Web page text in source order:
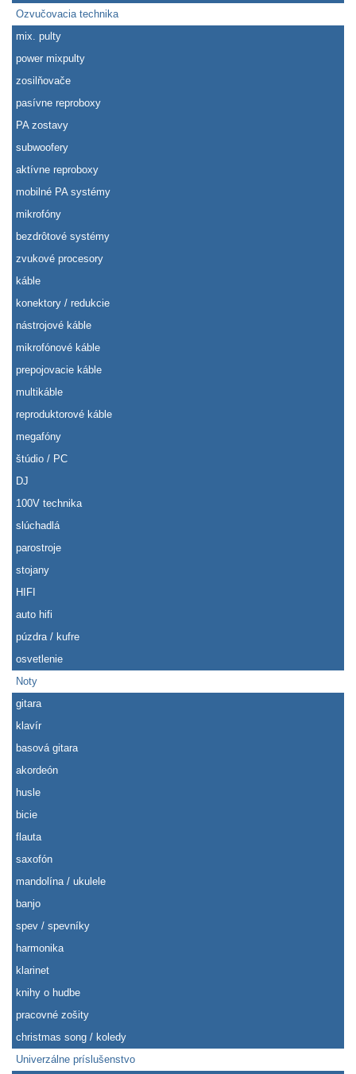
Ozvučovacia technika
mix. pulty
power mixpulty
zosilňovače
pasívne reproboxy
PA zostavy
subwoofery
aktívne reproboxy
mobilné PA systémy
mikrofóny
bezdrôtové systémy
zvukové procesory
káble
konektory / redukcie
nástrojové káble
mikrofónové káble
prepojovacie káble
multikáble
reproduktorové káble
megafóny
štúdio / PC
DJ
100V technika
slúchadlá
parostroje
stojany
HIFI
auto hifi
púzdra / kufre
osvetlenie
Noty
gitara
klavír
basová gitara
akordeón
husle
bicie
flauta
saxofón
mandolína / ukulele
banjo
spev / spevníky
harmonika
klarinet
knihy o hudbe
pracovné zošity
christmas song / koledy
Univerzálne príslušenstvo